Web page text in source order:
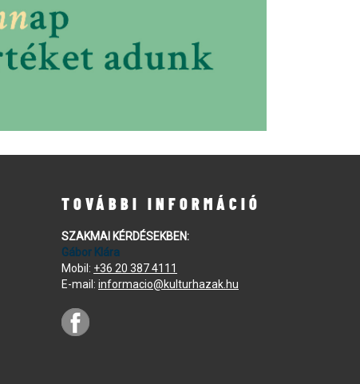
TOVÁBBI INFORMÁCIÓ
SZAKMAI KÉRDÉSEKBEN:
Gábor Klára
Mobil: +36 20 387 4111
E-mail: informacio@kulturhazak.hu